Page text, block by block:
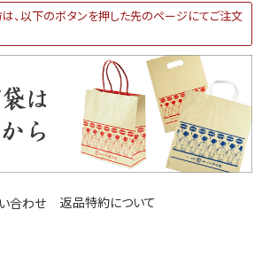
、以下のボタンを押した先のページにてご注文
合わせ 返品特約について